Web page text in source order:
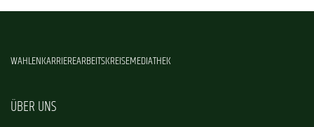
WAHLENKARRIEREARBEITSKREISEMEDIATHEK
ÜBER UNS